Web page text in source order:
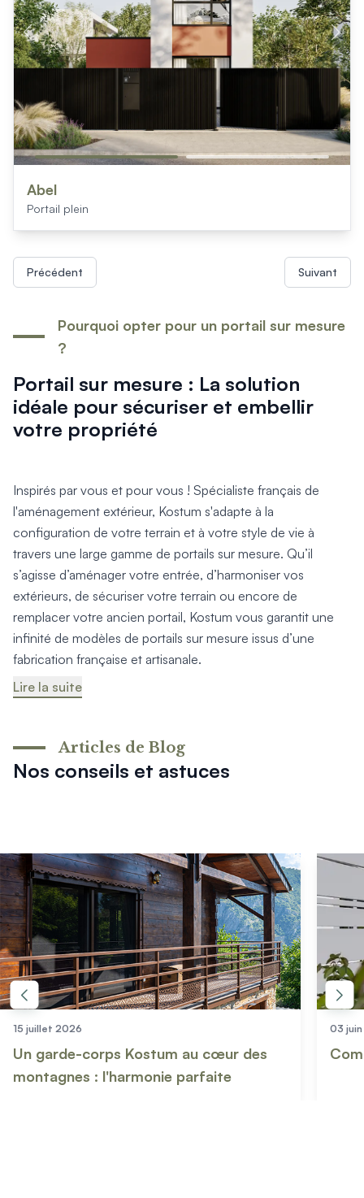
Abel
Portail plein
Précédent Suivant
Portail sur mesure : La solution
idéale pour sécuriser et embellir
votre propriété
Pourquoi opter pour un portail sur mesure
?
Inspirés par vous et pour vous ! Spécialiste français de
l'aménagement extérieur, Kostum s'adapte à la
configuration de votre terrain et à votre style de vie à
travers une large gamme de portails sur mesure. Qu’il
s’agisse d’aménager votre entrée, d’harmoniser vos
extérieurs, de sécuriser votre terrain ou encore de
remplacer votre ancien portail, Kostum vous garantit une
infinité de modèles de portails sur mesure issus d’une
fabrication française et artisanale.
Lire la suite
Nos conseils et astuces
Articles de Blog
15 juillet 2026
Un garde-corps Kostum au cœur des
montagnes : l'harmonie parfaite
03